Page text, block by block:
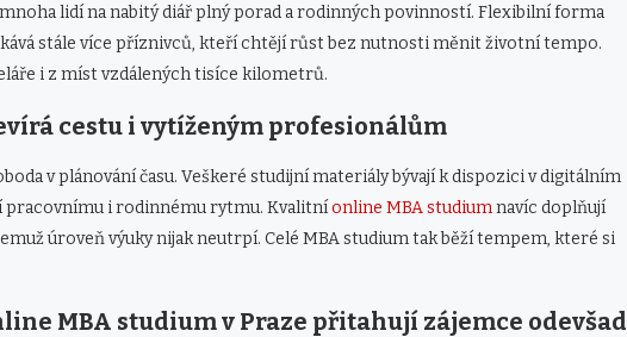
lidí na nabitý diář plný porad a rodinných povinností. Flexibilní forma
stále více příznivců, kteří chtějí růst bez nutnosti měnit životní tempo.
i z míst vzdálených tisíce kilometrů.
cestu i vytíženým profesionálům
v plánování času. Veškeré studijní materiály bývají k dispozici v digitálním
pracovnímu i rodinnému rytmu. Kvalitníonline MBA studiumnavíc doplňují
úroveň výuky nijak neutrpí. Celé MBA studium tak běží tempem, které si
MBA studium v Praze přitahují zájemce odevšad